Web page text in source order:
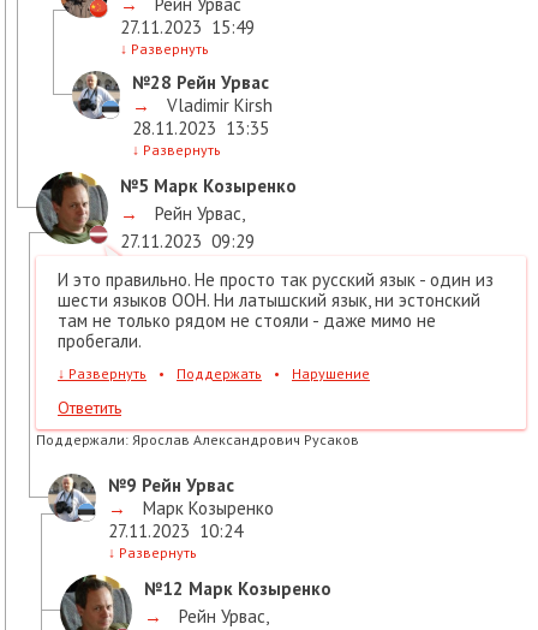
27.11.2023 15:49
↓ Развернуть
№28 Рейн Урвас
→
Vladimir Kirsh
28.11.2023 13:35
↓ Развернуть
№5 Марк Козыренко
→
Рейн Урвас
27.11.2023 09:29
И это правильно. Не просто так русский язык - один из
шести языков ООН. Ни латышский язык, ни эстонский
там не только рядом не стояли - даже мимо не
пробегали.
↓ Развернуть • Поддержать • Нарушение
Ответить
Поддержали: Ярослав Александрович Русаков
№9 Рейн Урвас
→
Марк Козыренко
27.11.2023 10:24
↓ Развернуть
№12 Марк Козыренко
→
Рейн Урвас